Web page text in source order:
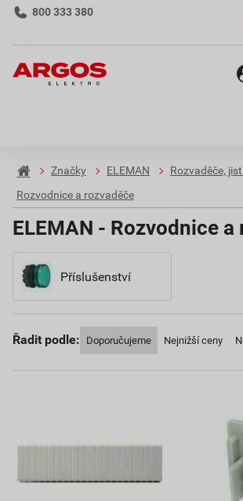
800 333 380
Značky ELEMAN
Rozvaděče,
Rozvodnice a rozvaděče
ELEMAN - Rozvodnice a
Příslušenství
Řadit podle: Doporučujeme Nejnižší ceny